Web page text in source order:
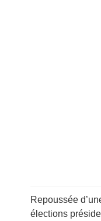
Repoussée
élections